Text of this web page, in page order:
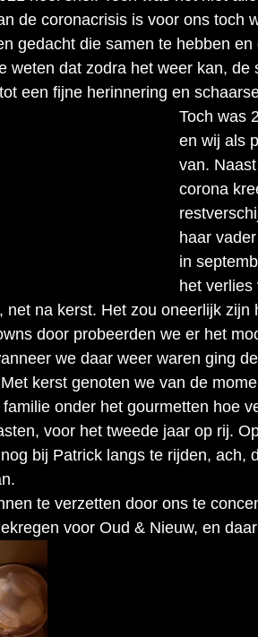
de coronacrisis is voor ons toch
gedacht die samen te hebben
weten dat zodra het weer kan, de
een fijne herinnering en
Toch was
en wij als
van.
corona
haar
in
het
net na kerst. Het zou oneerlijk zijn
door probeerden we er het
we daar weer waren ging
kerst genoten we van de
onder het gourmetten hoe
voor het tweede jaar op rij.
bij Patrick langs te rijden, ach,
te verzetten door ons te
voor Oud & Nieuw, en